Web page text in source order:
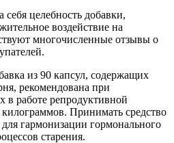
целебность добавки,
воздействие на
многочисленные отзывы о
из 90 капсул, содержащих
рекомендована при
в работе репродуктивной
Принимать средство
гармонизации гормонального
старения.